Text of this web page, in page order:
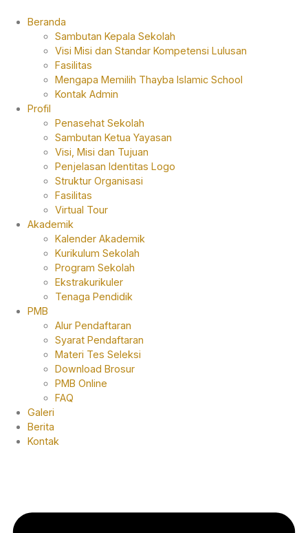
Beranda
Sambutan Kepala Sekolah
Visi Misi dan Standar Kompetensi Lulusan
Fasilitas
Mengapa Memilih Thayba Islamic School
Kontak Admin
Profil
Penasehat Sekolah
Sambutan Ketua Yayasan
Visi, Misi dan Tujuan
Penjelasan Identitas Logo
Struktur Organisasi
Fasilitas
Virtual Tour
Akademik
Kalender Akademik
Kurikulum Sekolah
Program Sekolah
Ekstrakurikuler
Tenaga Pendidik
PMB
Alur Pendaftaran
Syarat Pendaftaran
Materi Tes Seleksi
Download Brosur
PMB Online
FAQ
Galeri
Berita
Kontak